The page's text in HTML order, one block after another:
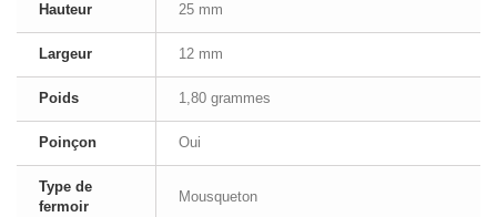
Hauteur 25 mm
Largeur 12 mm
Poids 1,80 grammes
Poinçon Oui
Type de
fermoir
Mousqueton